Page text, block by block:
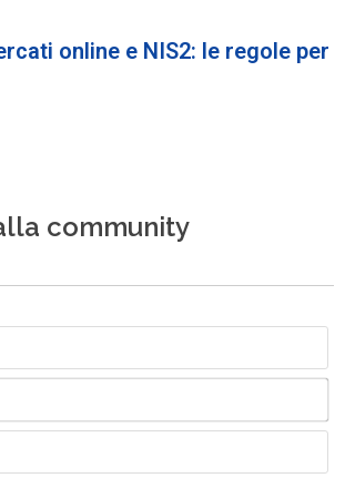
online e NIS2: le regole per
community